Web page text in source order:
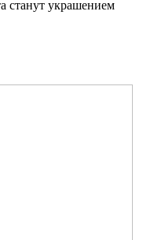
станут украшением